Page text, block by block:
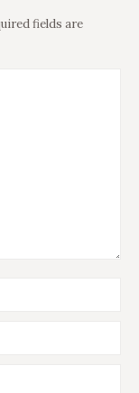
fields are